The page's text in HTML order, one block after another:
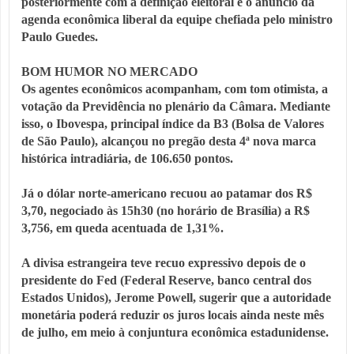
agenda econômica liberal da equipe chefiada pelo ministro
Paulo Guedes.
BOM HUMOR NO MERCADO
Os agentes econômicos acompanham, com tom otimista, a
votação da Previdência no plenário da Câmara. Mediante
isso, o Ibovespa, principal índice da B3 (Bolsa de Valores
de São Paulo), alcançou no pregão desta 4ª nova marca
histórica intradiária, de 106.650 pontos.
Já o dólar norte-americano recuou ao patamar dos R$
3,70, negociado às 15h30 (no horário de Brasília) a R$
3,756, em queda acentuada de 1,31%.
A divisa estrangeira teve recuo expressivo depois de o
presidente do Fed (Federal Reserve, banco central dos
Estados Unidos), Jerome Powell, sugerir que a autoridade
monetária poderá reduzir os juros locais ainda neste mês
de julho, em meio à conjuntura econômica estadunidense.